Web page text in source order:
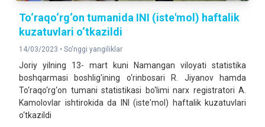
To‘raqo‘rg‘on tumanida INI (iste'mol) haftalik
kuzatuvlari o‘tkazildi
14/03/2023 • So'nggi yangiliklar
Joriy yilning 13- mart kuni Namangan viloyati statistika
boshqarmasi boshlig'ining o‘rinbosari R. Jiyanov hamda
To‘raqo‘rg‘on tumani statistikasi bo‘limi narx registratori A.
Kamolovlar ishtirokida da INI (iste'mol) haftalik kuzatuvlari
o‘tkazildi